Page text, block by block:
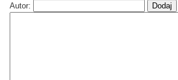
Autor: